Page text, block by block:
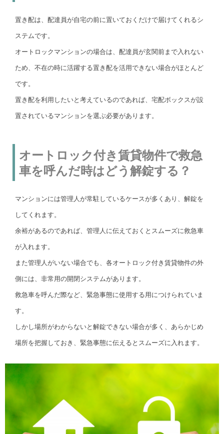
置き配は、配達員が自宅の前に置いておくだけで届けてくれるシ
ステムです。
オートロックマンションの場合は、配達員が玄関前まで入れない
ため、不在の時に活躍する置き配を活用できない場合がほとんど
です。
置き配を利用したいと考えているのであれば、宅配ボックスが設
置されているマンションを選ぶ必要があります。
オートロック付き賃貸物件で救急
車を呼んだ時はどう解錠する？
マンションには管理人が常駐しているケースが多くあり、解錠を
してくれます。
余裕があるのであれば、管理人に伝えておくとスムーズに救急車
が入れます。
また管理人がいない場合でも、各オートロック付き賃貸物件の外
側には、非常用の開閉システムがあります。
救急車を呼んだ際など、緊急事態に使用する用につけられていま
す。
しかし場所がわからないと解錠できない場合が多く、あらかじめ
場所を把握しておき、緊急事態に伝えるとスムーズに入れます。